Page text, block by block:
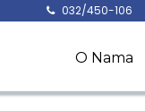
032/450-106
O Nama